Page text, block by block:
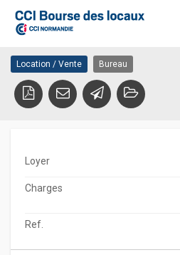
contenu
à Flers
61100 FLERS
Location / Vente Bureau
Loyer
Charges
Ref.